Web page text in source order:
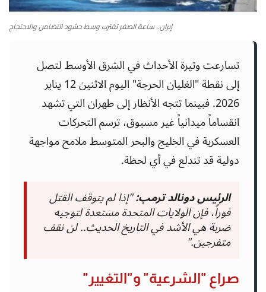
جاليري الفن التشكيلي
من نحن
سياسة الخصوصية
البنود والشروط
رئيس التحرير
إتصل بنا
إيران.. ساعة الصفر تقترب وسط حشود التضامن والاحتجاج
تسارعت وتيرة الأحداث في الشرق الأوسط لتصل
إلى نقطة "الغليان الحرجة" اليوم الاثنين 12 يناير
2026. فبينما تتجه الأنظار إلى طهران التي تشهد
انقساماً ميدانياً غير مسبوق، ترسم التحركات
العسكرية في الخليج والبحر المتوسط ملامح مواجهة
دولية قد تندلع في أي لحظة.
الرئيس دونالد ترمب:"إذا لم يتوقف القتل
فوراً، فإن الولايات المتحدة مستعدة لتوجيه
ضربة هي الأشد في التاريخ الحديث.. لن نقف
متفرجين."
صراع "الشرعية" و"التغيير"